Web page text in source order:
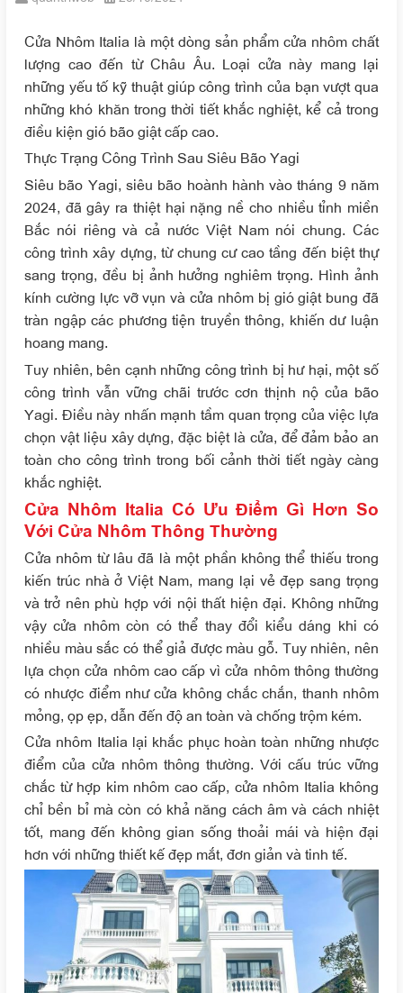
Cửa Nhôm Italia là một dòng sản phẩm cửa nhôm chất
lượng cao đến từ Châu Âu. Loại cửa này mang lại
những yếu tố kỹ thuật giúp công trình của bạn vượt qua
những khó khăn trong thời tiết khắc nghiệt, kể cả trong
điều kiện gió bão giật cấp cao.
Thực Trạng Công Trình Sau Siêu Bão Yagi
Siêu bão Yagi, siêu bão hoành hành vào tháng 9 năm
2024, đã gây ra thiệt hại nặng nề cho nhiều tỉnh miền
Bắc nói riêng và cả nước Việt Nam nói chung. Các
công trình xây dựng, từ chung cư cao tầng đến biệt thự
sang trọng, đều bị ảnh hưởng nghiêm trọng. Hình ảnh
kính cường lực vỡ vụn và cửa nhôm bị gió giật bung đã
tràn ngập các phương tiện truyền thông, khiến dư luận
hoang mang.
Tuy nhiên, bên cạnh những công trình bị hư hại, một số
công trình vẫn vững chãi trước cơn thịnh nộ của bão
Yagi. Điều này nhấn mạnh tầm quan trọng của việc lựa
chọn vật liệu xây dựng, đặc biệt là cửa, để đảm bảo an
toàn cho công trình trong bối cảnh thời tiết ngày càng
khắc nghiệt.
Cửa Nhôm Italia Có Ưu Điểm Gì Hơn So
Với Cửa Nhôm Thông Thường
Cửa nhôm từ lâu đã là một phần không thể thiếu trong
kiến trúc nhà ở Việt Nam, mang lại vẻ đẹp sang trọng
và trở nên phù hợp với nội thất hiện đại. Không những
vậy cửa nhôm còn có thể thay đổi kiểu dáng khi có
nhiều màu sắc có thể giả được màu gỗ. Tuy nhiên, nên
lựa chọn cửa nhôm cao cấp vì cửa nhôm thông thường
có nhược điểm như cửa không chắc chắn, thanh nhôm
mỏng, ọp ẹp, dẫn đến độ an toàn và chống trộm kém.
Cửa nhôm Italia lại khắc phục hoàn toàn những nhược
điểm của cửa nhôm thông thường. Với cấu trúc vững
chắc từ hợp kim nhôm cao cấp, cửa nhôm Italia không
chỉ bền bỉ mà còn có khả năng cách âm và cách nhiệt
tốt, mang đến không gian sống thoải mái và hiện đại
hơn với những thiết kế đẹp mắt, đơn giản và tinh tế.